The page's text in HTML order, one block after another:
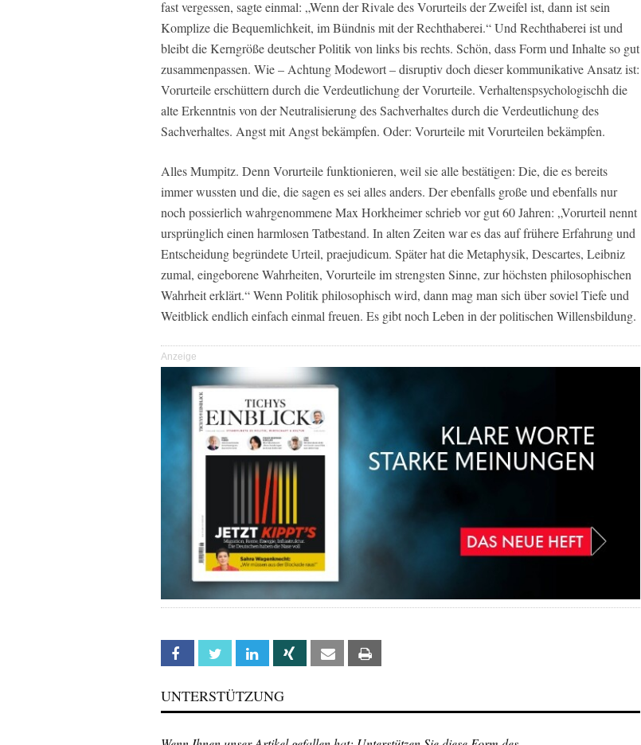
fast vergessen, sagte einmal: „Wenn der Rivale des Vorurteils der Zweifel ist, dann ist sein
Komplize die Bequemlichkeit, im Bündnis mit der Rechthaberei.“ Und Rechthaberei ist und
bleibt die Kerngröße deutscher Politik von links bis rechts. Schön, dass Form und Inhalte so gut
zusammenpassen. Wie – Achtung Modewort – disruptiv doch dieser kommunikative Ansatz ist:
Vorurteile erschüttern durch die Verdeutlichung der Vorurteile. Verhaltenspsychologischh die
alte Erkenntnis von der Neutralisierung des Sachverhaltes durch die Verdeutlichung des
Sachverhaltes. Angst mit Angst bekämpfen. Oder: Vorurteile mit Vorurteilen bekämpfen.
Alles Mumpitz. Denn Vorurteile funktionieren, weil sie alle bestätigen: Die, die es bereits
immer wussten und die, die sagen es sei alles anders. Der ebenfalls große und ebenfalls nur
noch possierlich wahrgenommene Max Horkheimer schrieb vor gut 60 Jahren: „Vorurteil nennt
ursprünglich einen harmlosen Tatbestand. In alten Zeiten war es das auf frühere Erfahrung und
Entscheidung begründete Urteil, praejudicum. Später hat die Metaphysik, Descartes, Leibniz
zumal, eingeborene Wahrheiten, Vorurteile im strengsten Sinne, zur höchsten philosophischen
Wahrheit erklärt.“ Wenn Politik philosophisch wird, dann mag man sich über soviel Tiefe und
Weitblick endlich einfach einmal freuen. Es gibt noch Leben in der politischen Willensbildung.
Anzeige
Facebook Twitter Linkedin Xing Email
UNTERSTÜTZUNG